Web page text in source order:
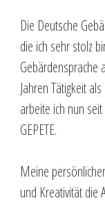
Die Deutsche
die ich sehr stolz
Gebärdensprache
Jahren Tätigkeit
arbeite ich nun
GEPETE.
Meine
und Kreativität die